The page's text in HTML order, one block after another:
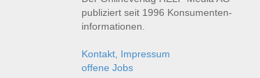
publiziert seit 1996 Konsumenten­
informationen.
Kontakt, Impressum
offene Jobs